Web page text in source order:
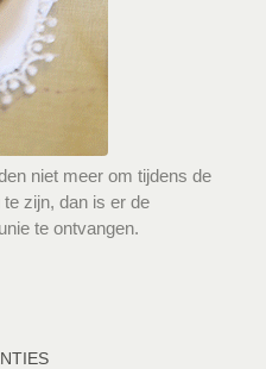
niet meer om tijdens de
zijn, dan is er de
te ontvangen.